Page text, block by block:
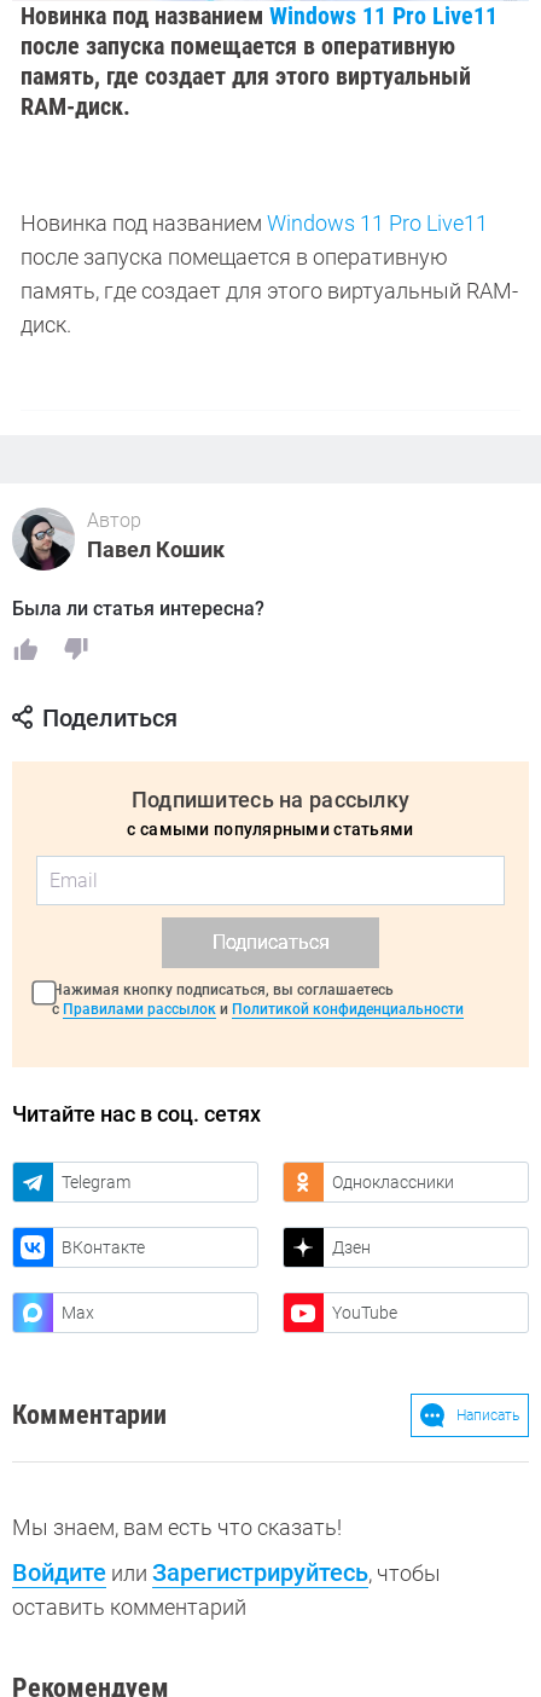
Новинка под названием Windows 11 Pro Live11
после запуска помещается в оперативную
память, где создает для этого виртуальный
RAM-диск.
Новинка под названием Windows 11 Pro Live11
после запуска помещается в оперативную
память, где создает для этого виртуальный RAM-
диск.
Автор
Павел Кошик
Была ли статья интересна?
Поделиться
Подпишитесь на рассылку
с самыми популярными статьями
Подписаться
Нажимая кнопку подписаться, вы соглашаетесь
с Правилами рассылок и Политикой конфиденциальности
Читайте нас в соц. сетях
Telegram Одноклассники
ВКонтакте Дзен
Max YouTube
Комментарии Написать
Мы знаем, вам есть что сказать!
Войдите или Зарегистрируйтесь, чтобы
оставить комментарий
Рекомендуем